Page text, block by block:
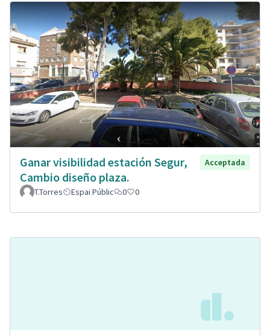
Ganar visibilidad estación Segur,
Cambio diseño plaza.
Acceptada
T.Torres Espai Públic 0 0